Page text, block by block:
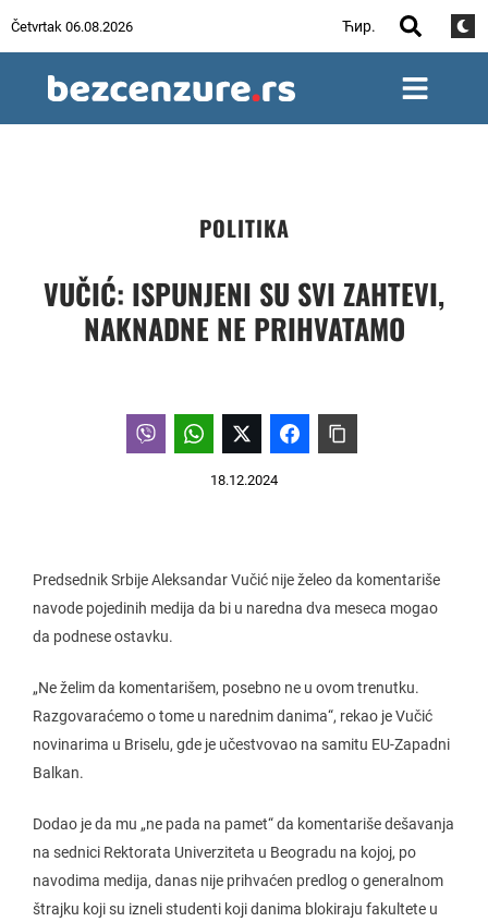
Četvrtak 06.08.2026 Ћир.
POLITIKA
VUČIĆ: ISPUNJENI SU SVI ZAHTEVI,
NAKNADNE NE PRIHVATAMO
18.12.2024
Predsednik Srbije Aleksandar Vučić nije želeo da komentariše
navode pojedinih medija da bi u naredna dva meseca mogao
da podnese ostavku.
„Ne želim da komentarišem, posebno ne u ovom trenutku.
Razgovaraćemo o tome u narednim danima“, rekao je Vučić
novinarima u Briselu, gde je učestvovao na samitu EU-Zapadni
Balkan.
Dodao je da mu „ne pada na pamet“ da komentariše dešavanja
na sednici Rektorata Univerziteta u Beogradu na kojoj, po
navodima medija, danas nije prihvaćen predlog o generalnom
štrajku koji su izneli studenti koji danima blokiraju fakultete u